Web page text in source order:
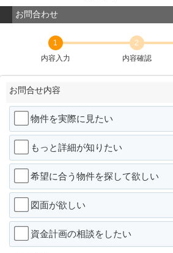
お問合わせ
1
内容入力
2
内容確認
お問合せ内容
物件を実際に見たい
もっと詳細が知りたい
希望に合う物件を探して欲しい
図面が欲しい
資金計画の相談をしたい